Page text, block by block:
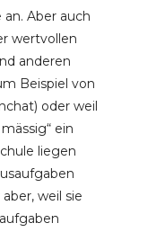
Aber auch
wertvollen
anderen
Beispiel von
oder weil
ein
liegen
weil sie